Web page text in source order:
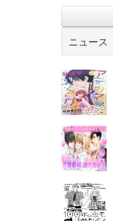
ニュース